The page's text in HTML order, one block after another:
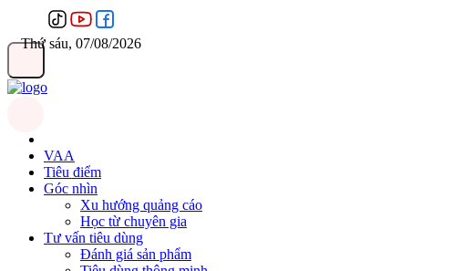
Thứ sáu, 07/08/2026
VAA
Tiêu điểm
Góc nhìn
Xu hướng quảng cáo
Học từ chuyên gia
Tư vấn tiêu dùng
Đánh giá sản phẩm